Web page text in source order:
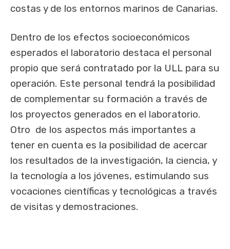
costas y de los entornos marinos de Canarias.
Dentro de los efectos socioeconómicos
esperados el laboratorio destaca el personal
propio que será contratado por la ULL para su
operación. Este personal tendrá la posibilidad
de complementar su formación a través de
los proyectos generados en el laboratorio.
Otro de los aspectos más importantes a
tener en cuenta es la posibilidad de acercar
los resultados de la investigación, la ciencia, y
la tecnología a los jóvenes, estimulando sus
vocaciones científicas y tecnológicas a través
de visitas y demostraciones.